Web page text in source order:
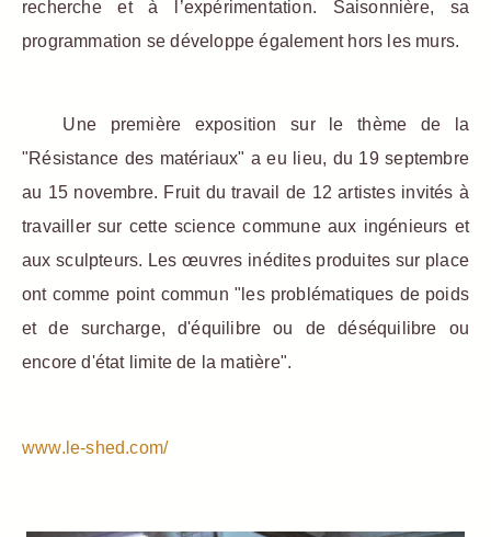
recherche et à l’expérimentation. Saisonnière, sa
programmation se développe également hors les murs.
Une première exposition sur le thème de la
"Résistance des matériaux" a eu lieu, du 19 septembre
au 15 novembre. Fruit du travail de 12 artistes invités à
travailler sur cette science commune aux ingénieurs et
aux sculpteurs. Les œuvres inédites produites sur place
ont comme point commun "les problématiques de poids
et de surcharge, d'équilibre ou de déséquilibre ou
encore d'état limite de la matière".
www.le-shed.com/